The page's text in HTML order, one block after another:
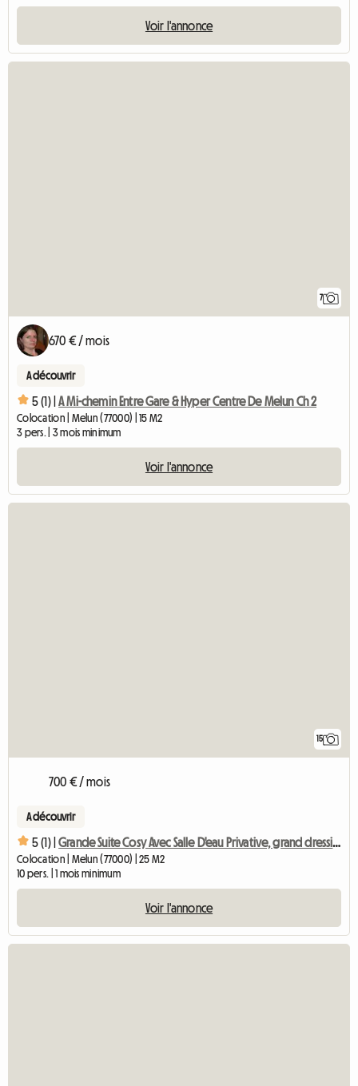
Voir l'annonce
7
670 € / mois
A découvrir
5 (1) | A Mi-chemin Entre Gare & Hyper Centre De Melun Ch 2
Colocation | Melun (77000) | 15 M2
3 pers. | 3 mois minimum
Voir l'annonce
15
700 € / mois
A découvrir
5 (1) | Grande Suite Cosy Avec Salle D'eau Privative, grand dressing
Colocation | Melun (77000) | 25 M2
10 pers. | 1 mois minimum
Voir l'annonce